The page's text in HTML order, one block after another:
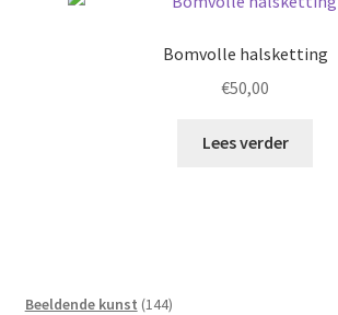
Bomvolle halsketting
€50,00
Lees verder
Beeldende kunst 144144